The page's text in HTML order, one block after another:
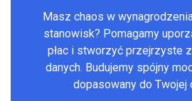
Masz chaos w
stanowisk? Pomagamy
płac i stworzyć przejrzyste
danych. Budujemy spójny
dopasowany do Twojej